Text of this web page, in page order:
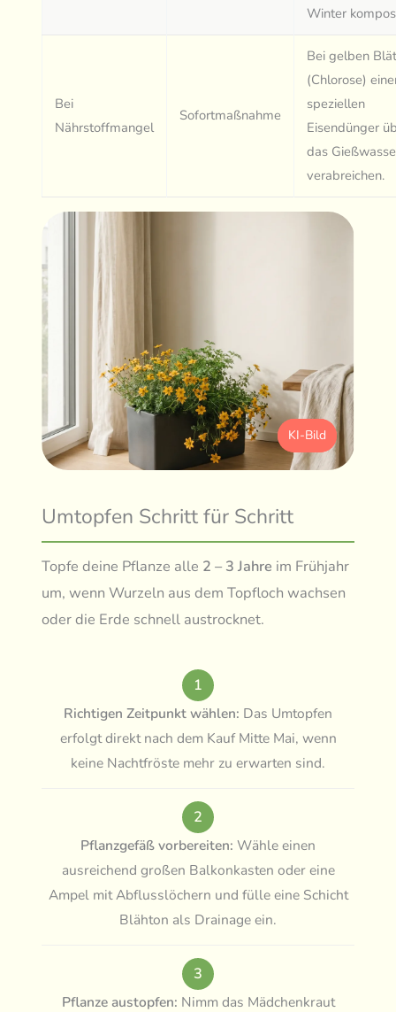
Winter
Bei
Nährstoffmangel
Sofortmaßnahme
Bei gelben
(Chlorose)
speziellen
Eisendünger
das
verabreichen.
KI-Bild
Umtopfen Schritt für Schritt
Topfe deine Pflanze alle 2 – 3 Jahre im Frühjahr
um, wenn Wurzeln aus dem Topfloch wachsen
oder die Erde schnell austrocknet.
1
Richtigen Zeitpunkt wählen: Das Umtopfen
erfolgt direkt nach dem Kauf Mitte Mai, wenn
keine Nachtfröste mehr zu erwarten sind.
2
Pflanzgefäß vorbereiten: Wähle einen
ausreichend großen Balkonkasten oder eine
Ampel mit Abflusslöchern und fülle eine Schicht
Blähton als Drainage ein.
3
Pflanze austopfen: Nimm das Mädchenkraut